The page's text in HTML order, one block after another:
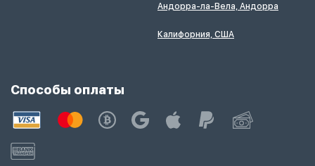
Андорра-ла-Вела, Андорра
Калифорния, США
Способы оплаты